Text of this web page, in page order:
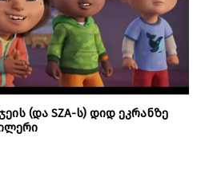
(და SZA-ს) დიდ ეკრანზე